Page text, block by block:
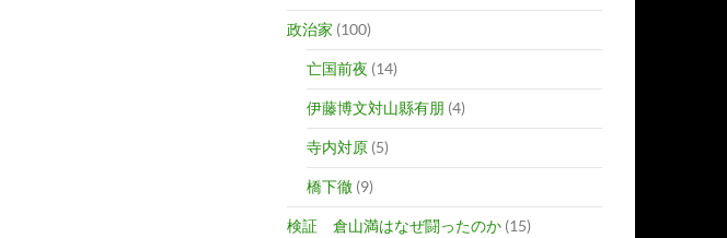
政治家 (100)
亡国前夜 (14)
伊藤博文対山縣有朋 (4)
寺内対原 (5)
橋下徹 (9)
検証 倉山満はなぜ闘ったのか (15)